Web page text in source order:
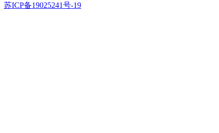
苏ICP备19025241号-19